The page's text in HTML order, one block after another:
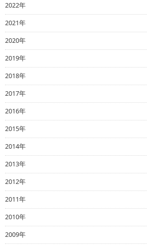
2022年
2021年
2020年
2019年
2018年
2017年
2016年
2015年
2014年
2013年
2012年
2011年
2010年
2009年